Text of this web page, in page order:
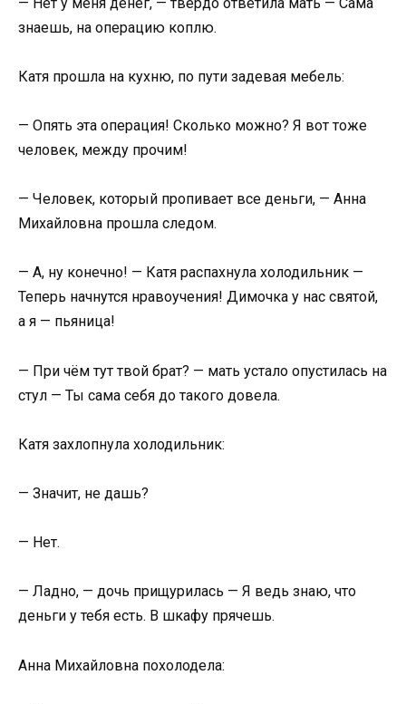
знаешь, на операцию коплю.
Катя прошла на кухню, по пути задевая мебель:
— Опять эта операция! Сколько можно? Я вот тоже
человек, между прочим!
— Человек, который пропивает все деньги, — Анна
Михайловна прошла следом.
— А, ну конечно! — Катя распахнула холодильник —
Теперь начнутся нравоучения! Димочка у нас святой,
а я — пьяница!
— При чём тут твой брат? — мать устало опустилась на
стул — Ты сама себя до такого довела.
Катя захлопнула холодильник:
— Значит, не дашь?
— Нет.
— Ладно, — дочь прищурилась — Я ведь знаю, что
деньги у тебя есть. В шкафу прячешь.
Анна Михайловна похолодела: